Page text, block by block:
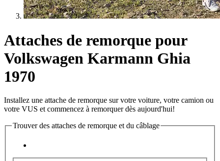
Attaches de remorque pour
Volkswagen Karmann Ghia
1970
Installez une attache de remorque sur votre voiture, votre camion ou
votre VUS et commencez à remorquer dès aujourd'hui!
Trouver des attaches de remorque et du câblage